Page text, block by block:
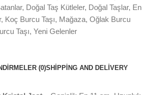
, Doğal Taş Kütleler, Doğal Taşlar, En
, Koç Burcu Taşı, Mağaza, Oğlak Burcu
Taşı, Yeni Gelenler
(0)SHIPPING AND DELIVERY